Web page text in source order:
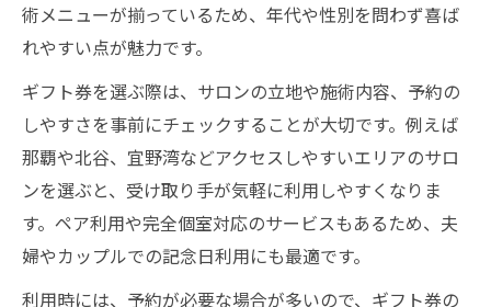
術メニューが揃っているため、年代や性別を問わず喜ば
れやすい点が魅力です。
ギフト券を選ぶ際は、サロンの立地や施術内容、予約の
しやすさを事前にチェックすることが大切です。例えば
那覇や北谷、宜野湾などアクセスしやすいエリアのサロ
ンを選ぶと、受け取り手が気軽に利用しやすくなりま
す。ペア利用や完全個室対応のサービスもあるため、夫
婦やカップルでの記念日利用にも最適です。
利用時には、予約が必要な場合が多いので、ギフト券の